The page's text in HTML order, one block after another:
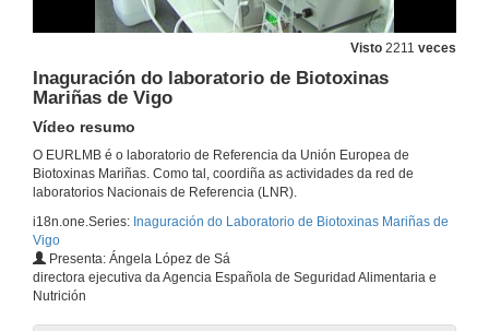
Visto 2211 veces
Inaguración do laboratorio de Biotoxinas
Mariñas de Vigo
Vídeo resumo
O EURLMB é o laboratorio de Referencia da Unión Europea de
Biotoxinas Mariñas. Como tal, coordiña as actividades da red de
laboratorios Nacionais de Referencia (LNR).
i18n.one.Series: Inaguración do Laboratorio de Biotoxinas Mariñas de
Vigo
Presenta: Ángela López de Sá
directora ejecutiva da Agencia Española de Seguridad Alimentaria e
Nutrición